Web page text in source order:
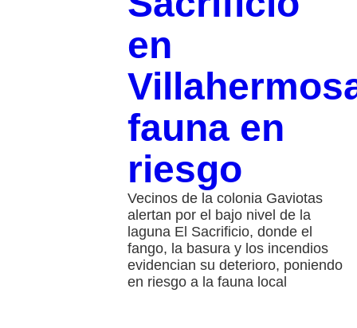
en
fauna en
riesgo
Vecinos de la colonia Gaviotas
alertan por el bajo nivel de la
laguna El Sacrificio, donde el
fango, la basura y los incendios
evidencian su deterioro, poniendo
en riesgo a la fauna local